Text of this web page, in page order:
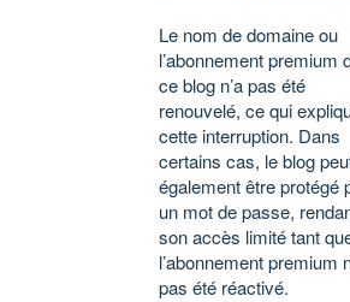
Le nom de domaine ou
l’abonnement premium
ce blog n’a pas été
renouvelé, ce qui
cette interruption. Dans
certains cas, le blog
également être protégé
un mot de passe,
son accès limité tant
l’abonnement premium
pas été réactivé.